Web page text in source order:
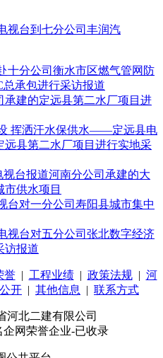
视台到七分公司丰润汽
十分公司衡水市区燃气管网防
总承包进行采访报道
承建的定远县第二水厂项目进
挥洒汗水保供水——定远县电
远县第二水厂项目进行实地采
台报道河南分公司承建的大
市供水项目
台对一分公司寿阳县城市集中
视台对五分公司张北数字经济
访报道
誉| 工程业绩| 政策法规| 河
开 | 其他信息 | 联系方式
河北二建有限公司
网荣誉企业-已收录